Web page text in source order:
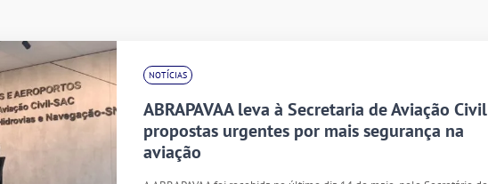
NOTÍCIAS
ABRAPAVAA leva à Secretaria de Aviação Civil
propostas urgentes por mais segurança na
aviação